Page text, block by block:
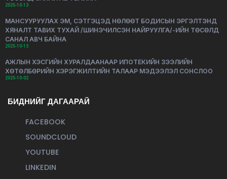
2025-10-13
МАНСУУРУУЛАХ ЭМ, СЭТГЭЦЭД НӨЛӨӨТ БОДИСЫН ЭРГЭЛТЭНД
ХЯНАЛТ ТАВИХ ТУХАЙ /ШИНЭЧИЛСЭН НАЙРУУЛГА/-ИЙН ТӨСӨЛД
САНАЛ АВЧ БАЙНА
2025-10-13
АЖЛЫН ХЭСГИЙН ХУРАЛДААНААР ИПОТЕКИЙН ЗЭЭЛИЙН
ХӨТӨЛБӨРИЙН ХЭРЭГЖИЛТИЙН ТАЛААР МЭДЭЭЛЭЛ СОНСЛОО
2025-10-02
БИДНИЙГ ДАГААРАЙ
FACEBOOK
SOUNDCLOUD
YOUTUBE
LINKEDIN